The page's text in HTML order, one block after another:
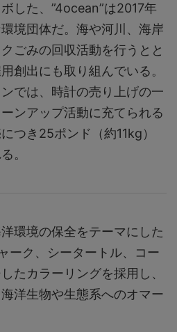
した、”4ocean”は2017年
境団体だ。海や河川、海岸
ごみの回収活動を行うとと
創出にも取り組んでいる。
では、時計の売り上げの一
ンアップ活動に充てられる
つき25ポンド（約11kg）
。
環境の保全をテーマにした
ーク、シータートル、コー
たカラーリングを採用し、
洋生物や生態系へのオマー